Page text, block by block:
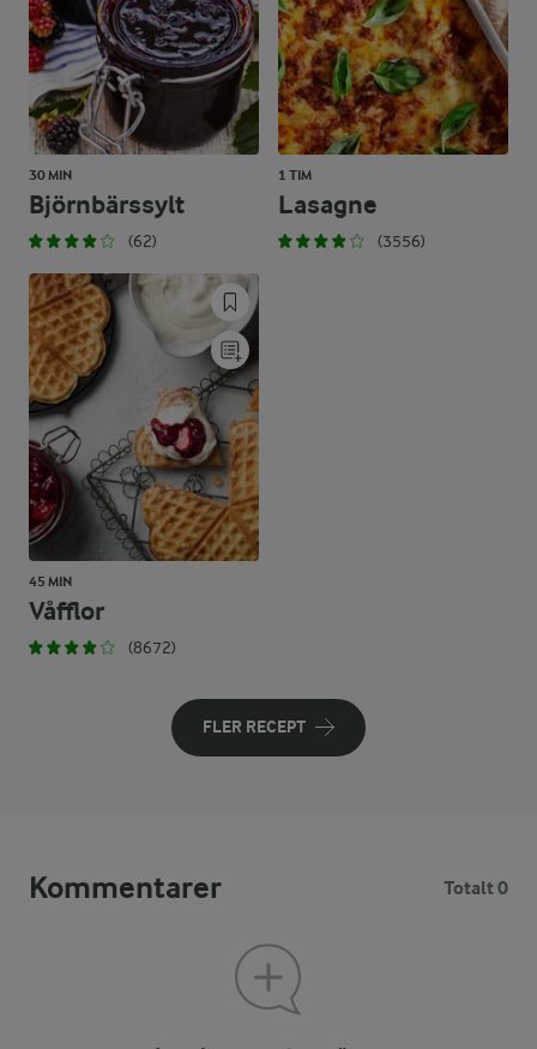
30 MIN
Björnbärssylt
(62)
1 TIM
Lasagne
(3556)
45 MIN
Våfflor
(8672)
FLER RECEPT
Kommentarer Totalt 0